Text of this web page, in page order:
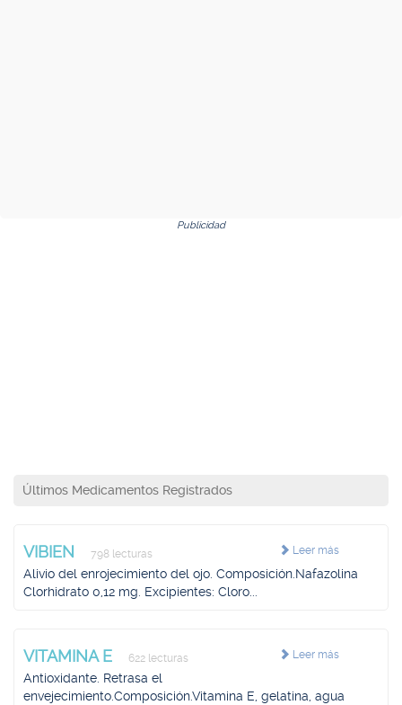
Publicidad
Últimos Medicamentos Registrados
Leer más
VIBIEN 798 lecturas
Alivio del enrojecimiento del ojo. Composición.Nafazolina
Clorhidrato 0,12 mg. Excipientes: Cloro...
Leer más
VITAMINA E 622 lecturas
Antioxidante. Retrasa el
envejecimiento.Composición.Vitamina E, gelatina, agua